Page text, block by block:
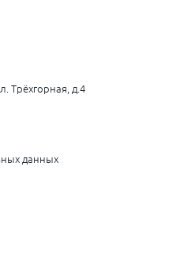
Трёхгорная, д.4
данных